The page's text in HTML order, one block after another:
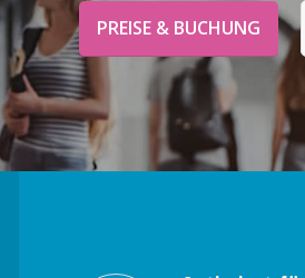
PREISE & BUCHUNG